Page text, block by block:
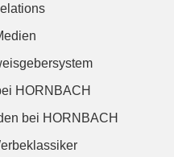
HORNBACH
bei HORNBACH